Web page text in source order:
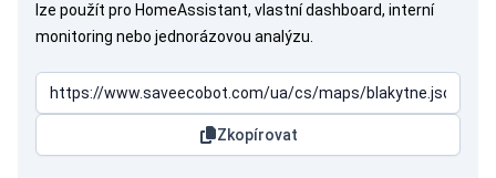
lze použít pro HomeAssistant, vlastní dashboard, interní
monitoring nebo jednorázovou analýzu.
Zkopírovat